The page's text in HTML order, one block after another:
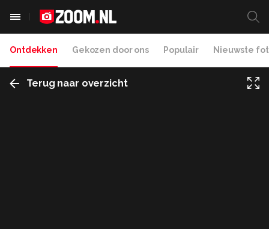
Ontdekken Gekozen door ons Populair Nieuwste
Terug naar overzicht